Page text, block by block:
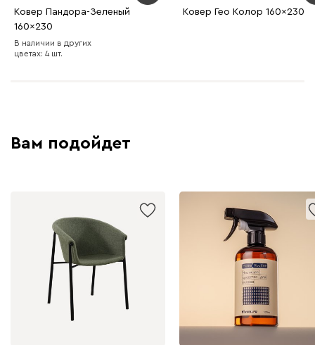
Ковер Пандора-Зеленый
160x230
В наличии в других
цветах: 4 шт.
Ковер Гео Колор 160x230
Вам подойдет